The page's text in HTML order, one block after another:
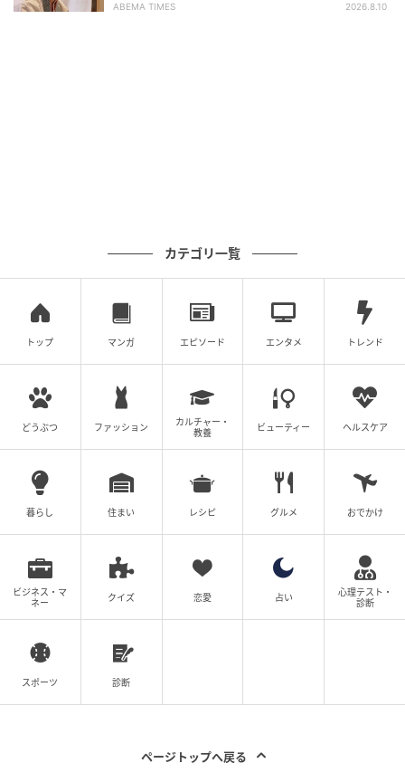
あつぼね先生に促され、焦って走り出したクラスメイ
トでしたが…！
※あくまで個人の体験談です。先生にまつわるお話に
なりますが、「すべての教師がそうだ」と誤解のない
ようお願いします。
※実話をベースとしたフィクションです。登場人物は
ゆっぺさん含めすべてフェイクです。
(ゆっぺ)
元記事で読む
先生に生徒たちは…【女教師Aが地位も名誉も失
次の話を読む
ABEMA TIMES 2026.8.10
カテゴリ一覧
トップ マンガ エピソード エンタメ トレンド
どうぶつ ファッション
カルチャー・
教養
ビューティー ヘルスケア
暮らし 住まい レシピ グルメ おでかけ
ビジネス・マ
ネー
クイズ 恋愛 占い
心理テスト・
診断
スポーツ 診断
ページトップへ戻る